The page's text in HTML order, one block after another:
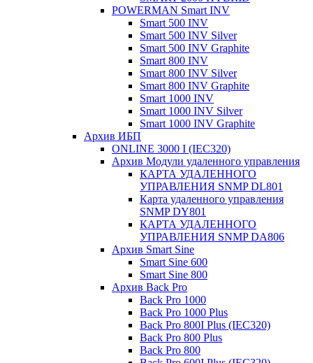
POWERMAN Smart INV
Smart 500 INV
Smart 500 INV Silver
Smart 500 INV Graphite
Smart 800 INV
Smart 800 INV Silver
Smart 800 INV Graphite
Smart 1000 INV
Smart 1000 INV Silver
Smart 1000 INV Graphite
Архив ИБП
ONLINE 3000 I (IEC320)
Архив Модули удаленного управления
КАРТА УДАЛЕННОГО
УПРАВЛЕНИЯ SNMP DL801
Карта удаленного управления
SNMP DY801
КАРТА УДАЛЕННОГО
УПРАВЛЕНИЯ SNMP DА806
Архив Smart Sine
Smart Sine 600
Smart Sine 800
Архив Back Pro
Back Pro 1000
Back Pro 1000 Plus
Back Pro 800I Plus (IEC320)
Back Pro 800 Plus
Back Pro 800